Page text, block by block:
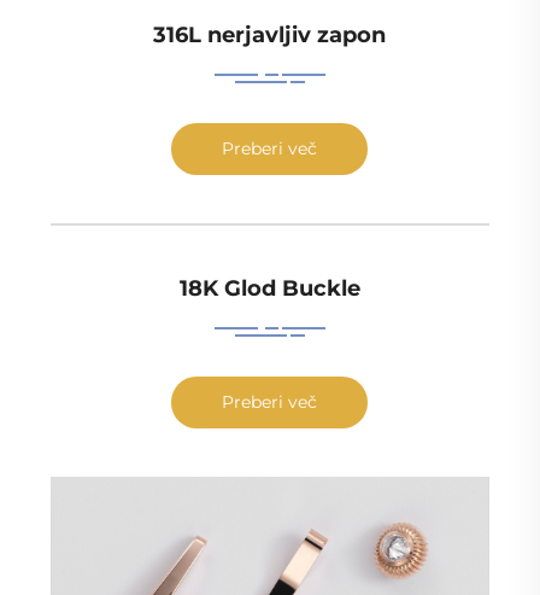
316L nerjavljiv zapon
Preberi več
18K Glod Buckle
Preberi več